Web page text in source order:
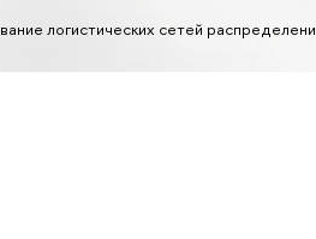
логистических сетей